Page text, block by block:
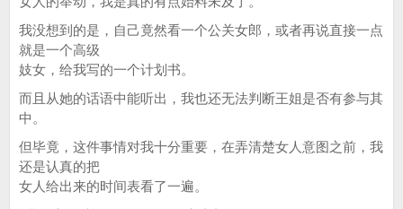
我没想到的是，自己竟然看一个公关女郎，或者再说直接一点
就是一个高级
妓女，给我写的一个计划书。
而且从她的话语中能听出，我也还无法判断王姐是否有参与其
中。
但毕竟，这件事情对我十分重要，在弄清楚女人意图之前，我
还是认真的把
女人给出来的时间表看了一遍。